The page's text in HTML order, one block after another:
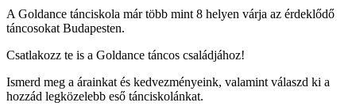
A Goldance tánciskola már több mint 8 helyen várja az érdeklődő
táncosokat Budapesten.
Csatlakozz te is a Goldance táncos családjához!
Ismerd meg a árainkat és kedvezményeink, valamint válaszd ki a
hozzád legközelebb eső tánciskolánkat.